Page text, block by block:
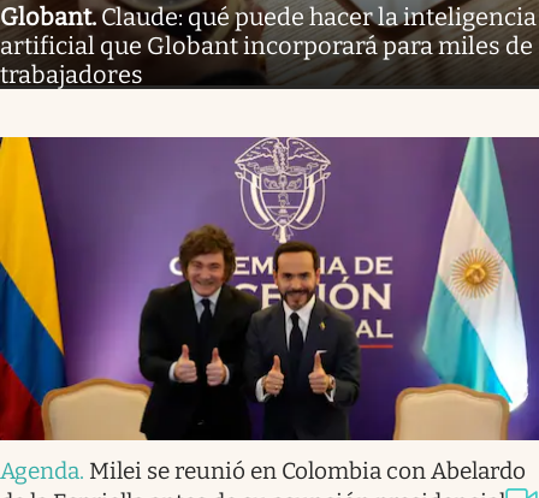
Globant.Claude: qué puede hacer la inteligencia
artificial que Globant incorporará para miles de
trabajadores
Agenda. Milei se reunió en Colombia con Abelardo